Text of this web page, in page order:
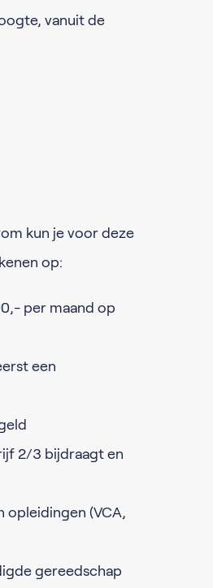
vanuit de
kun je voor deze
op:
per maand op
een
2/3 bijdraagt en
opleidingen (VCA,
gereedschap